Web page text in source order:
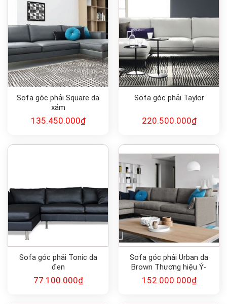
Sofa góc phải Square da
xám
135.450.000₫
Sofa góc phải Taylor
220.500.000₫
Sofa góc phải Tonic da
đen
77.100.000₫
Sofa góc phải Urban da
Brown Thương hiệu Ý-
Calligaris
152.000.000₫